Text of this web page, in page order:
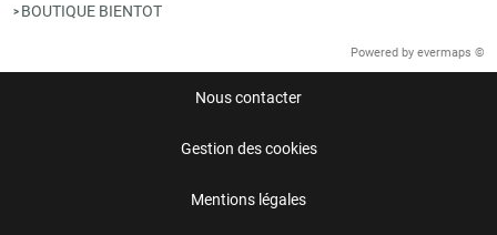
> BOUTIQUE BIENTOT
Powered by evermaps ©
Nous contacter
Gestion des cookies
Mentions légales